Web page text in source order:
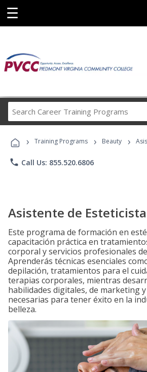
☰
Career
Programs
› Training Programs › Beauty ›
phone Call Us: 855.520.6806
Asistente de Esteticista
Este programa de formación en
capacitación práctica en
corporal y servicios profesionales
Aprenderás técnicas esenciales
depilación, tratamientos para el
terapias corporales, mientras
habilidades digitales, de marketing
necesarias para tener éxito en la
belleza.